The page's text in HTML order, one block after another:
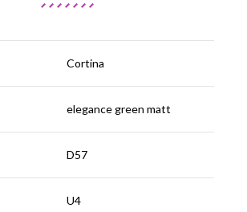
Cortina
elegance green matt
D57
U4